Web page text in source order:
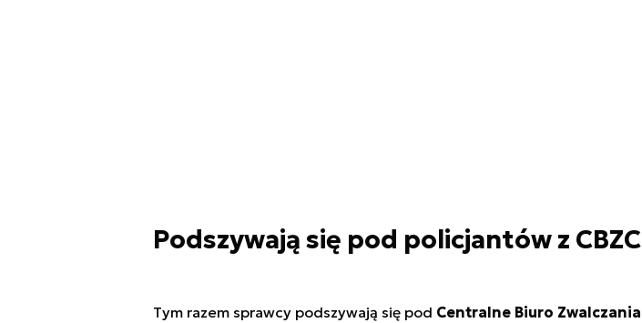
Podszywają się pod policjantów z CBZC
Tym razem sprawcy podszywają się pod Centralne Biuro Zwalczania